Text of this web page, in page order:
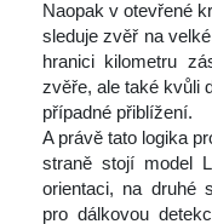
Naopak v otevřené
leduje zvěř na velké
hranici kilometru
zvěře, ale také kvůli
případné přiblížení.
A právě tato logika
traně stojí model
orientaci, na druhé
pro dálkovou